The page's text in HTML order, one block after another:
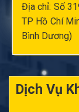
Địa chỉ: Số
TP Hồ Chí
Bình Dương)
Dịch Vụ